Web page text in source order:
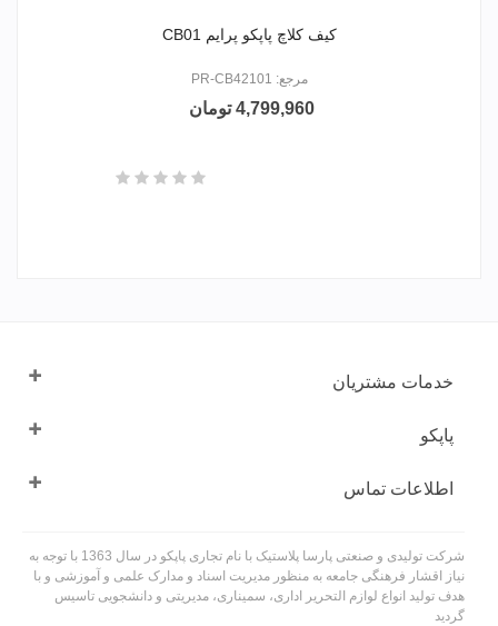
کیف کلاچ پاپکو پرایم CB01
مرجع: PR-CB42101
4,799,960 تومان
خدمات مشتریان
پاپکو
اطلاعات تماس
شرکت تولیدی و صنعتی پارسا پلاستیک با نام تجاری پاپکو در سال 1363 با توجه به
نیاز اقشار فرهنگی جامعه به منظور مدیریت اسناد و مدارک علمی و آموزشی و با
هدف تولید انواع لوازم التحریر اداری، سمیناری، مدیریتی و دانشجویی تاسیس
گردید